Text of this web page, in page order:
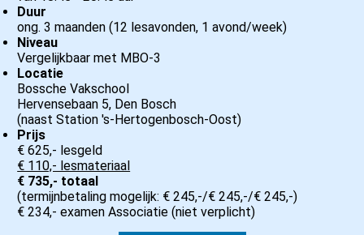
Duur
ong. 3 maanden (12 lesavonden, 1 avond/week)
Niveau
Vergelijkbaar met MBO-3
Locatie
Bossche Vakschool
Hervensebaan 5, Den Bosch
(naast Station 's-Hertogenbosch-Oost)
Prijs
€ 625,- lesgeld
€ 110,- lesmateriaal
€ 735,- totaal
(termijnbetaling mogelijk: € 245,-/€ 245,-/€ 245,-)
€ 234,- examen Associatie (niet verplicht)